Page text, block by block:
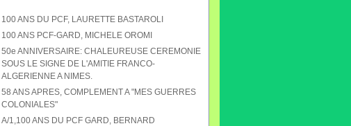
100 ANS DU PCF, LAURETTE BASTAROLI
100 ANS PCF-GARD, MICHELE OROMI
50e ANNIVERSAIRE: CHALEUREUSE CEREMONIE
SOUS LE SIGNE DE L'AMITIE FRANCO-
ALGERIENNE A NIMES.
58 ANS APRES, COMPLEMENT A "MES GUERRES
COLONIALES"
A/1,100 ANS DU PCF GARD, BERNARD